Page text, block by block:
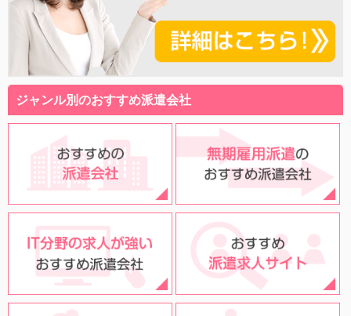
ジャンル別のおすすめ派遣会社